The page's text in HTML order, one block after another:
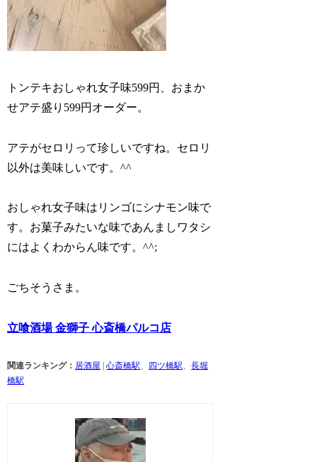
トンテキおしゃれ女子味599円、おまか
せアテ盛り599円オーダー。
アテがセロリって珍しいですね。セロリ
以外は美味しいです。^^
おしゃれ女子味はリンゴにシナモン味で
す。お菓子みたいな味であんましワタシ
にはよくわからん味です。^^;
ごちそうさま。
立喰酒場 金獅子 心斎橋パルコ店
関連ランキング： 居酒屋 |心斎橋駅、 四ツ橋駅、長堀
橋駅